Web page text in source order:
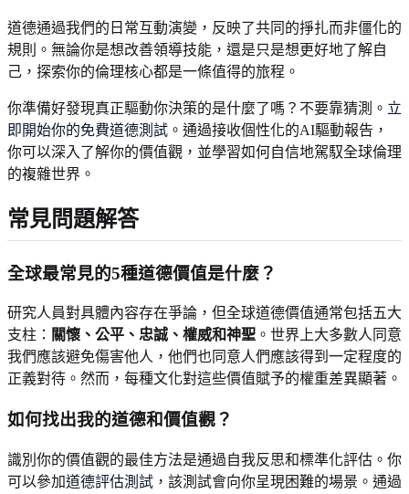
道德通過我們的日常互動演變，反映了共同的掙扎而非僵化的
規則。無論你是想改善領導技能，還是只是想更好地了解自
己，探索你的倫理核心都是一條值得的旅程。
你準備好發現真正驅動你決策的是什麼了嗎？不要靠猜測。 立
即開始你的免費道德測試 。通過接收個性化的AI驅動報告，
你可以深入了解你的價值觀，並學習如何自信地駕馭全球倫理
的複雜世界。
常見問題解答
全球最常見的5種道德價值是什麼？
研究人員對具體內容存在爭論，但全球道德價值通常包括五大
支柱： 關懷、公平、忠誠、權威和神聖 。世界上大多數人同意
我們應該避免傷害他人，他們也同意人們應該得到一定程度的
正義對待。然而，每種文化對這些價值賦予的權重差異顯著。
如何找出我的道德和價值觀？
識別你的價值觀的最佳方法是通過自我反思和標準化評估。你
可以參加道德評估測試 ，該測試會向你呈現困難的場景。通過